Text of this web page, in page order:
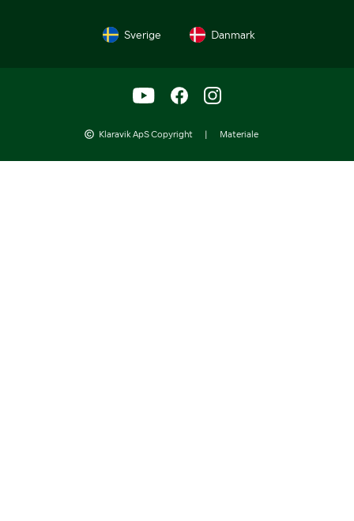
Sverige Danmark
Klaravik ApS Copyright | Materiale